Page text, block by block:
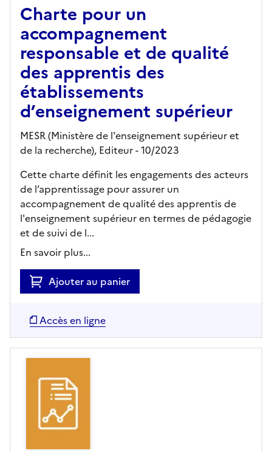
Charte pour un
accompagnement
responsable et de qualité
des apprentis des
établissements
d’enseignement supérieur
MESR (Ministère de l'enseignement supérieur et
de la recherche), Editeur- 10/2023
Cette charte définit les engagements des acteurs
de l’apprentissage pour assurer un
accompagnement de qualité des apprentis de
l'enseignement supérieur en termes de pédagogie
et de suivi de l...
En savoir plus...
Ajouter au panier
Accès en ligne